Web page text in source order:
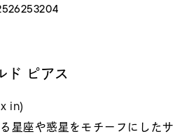
ド ピアス
in)
星座や惑星をモチーフにしたサ